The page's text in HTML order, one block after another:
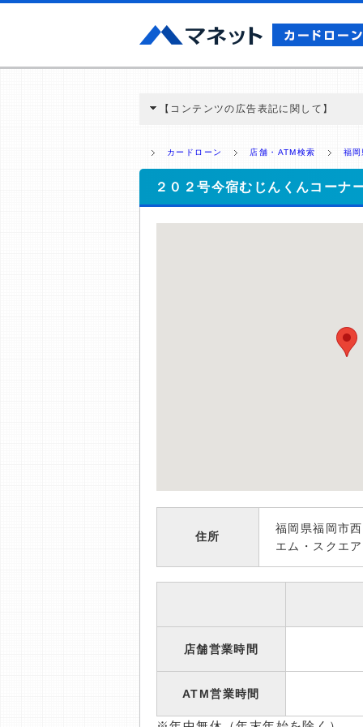
【コンテンツの広告表記に関して】
ミ収集などに基づき、公平性を担保した情
>提携企業一覧
カードローン 店舗・ATM検索 福
２０２号今宿むじんくんコーナ
住所
福岡県福岡市
エム・スクエ
店舗営業時間
ATM営業時間